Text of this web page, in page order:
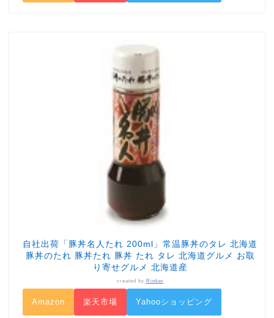
自社出荷「豚丼名人たれ 200ml」常温豚丼のタレ 北海道
豚丼のたれ 豚丼たれ 豚丼 たれ タレ 北海道グルメ お取
り寄せグルメ 北海道産
created by Rinker
Amazon 楽天市場 Yahooショッピング